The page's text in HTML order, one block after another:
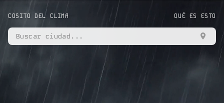
COSITO DEL CLIMA QUÉ ES ESTO